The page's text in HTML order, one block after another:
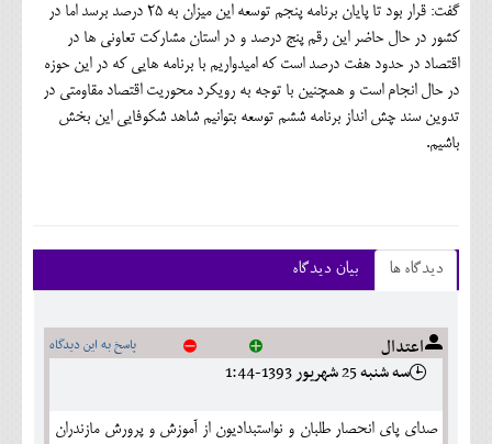
گفت: قرار بود تا پايان برنامه پنجم توسعه اين ميزان به 25 درصد برسد اما در
كشور در حال حاضر اين رقم پنج درصد و در استان مشاركت تعاوني ها در
اقتصاد در حدود هفت درصد است كه اميدواريم با برنامه هايي كه در اين حوزه
در حال انجام است و همچنين با توجه به رويكرد محوريت اقتصاد مقاومتي در
تدوين سند چش انداز برنامه ششم توسعه بتوانيم شاهد شكوفايي اين بخش
باشيم.
دیدگاه ها بیان دیدگاه
اعتدال پاسخ به این دیدگاه
سه شنبه 25 شهريور 1393-1:44
صداي پاي انحصار طلبان و نواستبداديون از آموزش و پرورش مازندران